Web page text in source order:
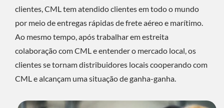
clientes, CML tem atendido clientes em todo o mundo
por meio de entregas rápidas de frete aéreo e marítimo.
Ao mesmo tempo, após trabalhar em estreita
colaboração com CML e entender o mercado local, os
clientes se tornam distribuidores locais cooperando com
CML e alcançam uma situação de ganha-ganha.